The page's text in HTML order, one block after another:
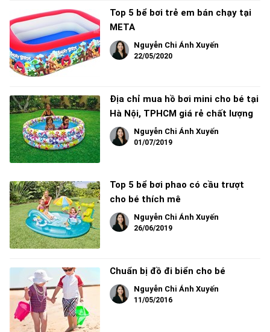
Top 5 bể bơi trẻ em bán chạy tại
META
Nguyễn Chi Ánh Xuyến
22/05/2020
Địa chỉ mua hồ bơi mini cho bé tại
Hà Nội, TPHCM giá rẻ chất lượng
Nguyễn Chi Ánh Xuyến
01/07/2019
Top 5 bể bơi phao có cầu trượt
cho bé thích mê
Nguyễn Chi Ánh Xuyến
26/06/2019
Chuẩn bị đồ đi biển cho bé
Nguyễn Chi Ánh Xuyến
11/05/2016